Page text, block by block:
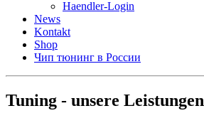
Haendler-Login
News
Kontakt
Shop
Чип тюнинг в России
Tuning - unsere Leistungen